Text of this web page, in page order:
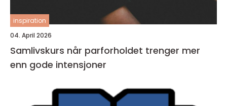
inspiration
04. April 2026
Samlivskurs når parforholdet trenger mer
enn gode intensjoner